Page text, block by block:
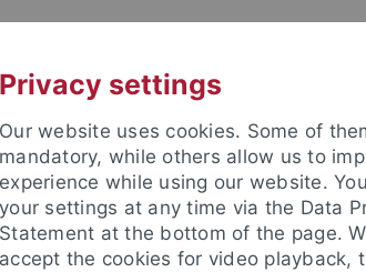
Privacy settings
Our website uses cookies. Some of
mandatory, while others allow us to
experience while using our website.
your settings at any time via the Data
Statement at the bottom of the page.
accept the cookies for video playback,